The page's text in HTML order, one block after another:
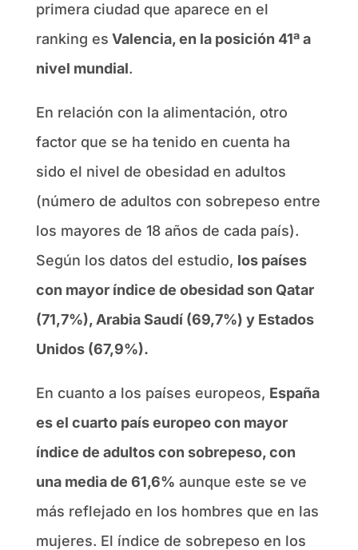
primera ciudad que aparece en el
ranking es Valencia, en la posición 41ª a
nivel mundial.
En relación con la alimentación, otro
factor que se ha tenido en cuenta ha
sido el nivel de obesidad en adultos
(número de adultos con sobrepeso entre
los mayores de 18 años de cada país).
Según los datos del estudio, los países
con mayor índice de obesidad son Qatar
(71,7%), Arabia Saudí (69,7%) y Estados
Unidos (67,9%).
En cuanto a los países europeos, España
es el cuarto país europeo con mayor
índice de adultos con sobrepeso, con
una media de 61,6% aunque este se ve
más reflejado en los hombres que en las
mujeres. El índice de sobrepeso en los